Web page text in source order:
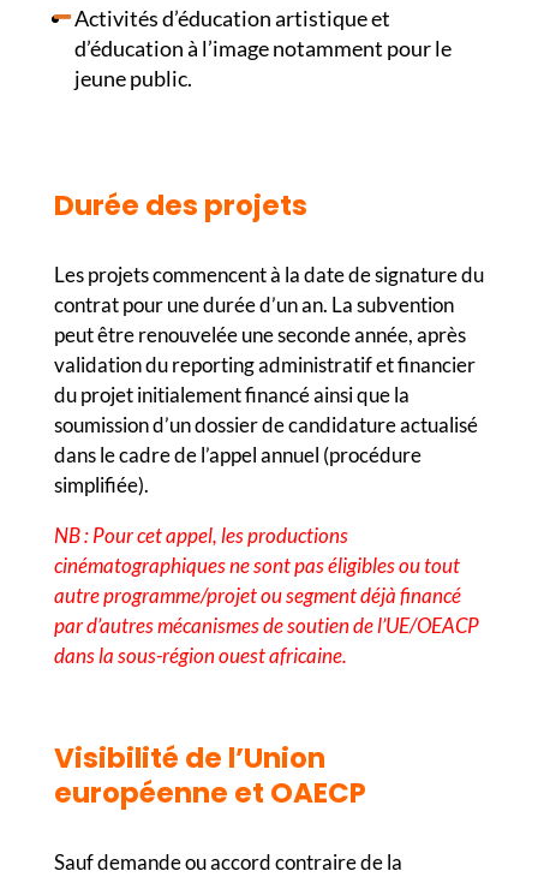
Activités d’éducation artistique et
d’éducation à l’image notamment pour le
jeune public.
Durée des projets
Les projets commencent à la date de signature du
contrat pour une durée d’un an. La subvention
peut être renouvelée une seconde année, après
validation du reporting administratif et financier
du projet initialement financé ainsi que la
soumission d’un dossier de candidature actualisé
dans le cadre de l’appel annuel (procédure
simplifiée).
NB : Pour cet appel, les productions
cinématographiques ne sont pas éligibles ou tout
autre programme/projet ou segment déjà financé
par d’autres mécanismes de soutien de l’UE/OEACP
dans la sous-région ouest africaine.
Visibilité de l’Union
européenne et OAECP
Sauf demande ou accord contraire de la